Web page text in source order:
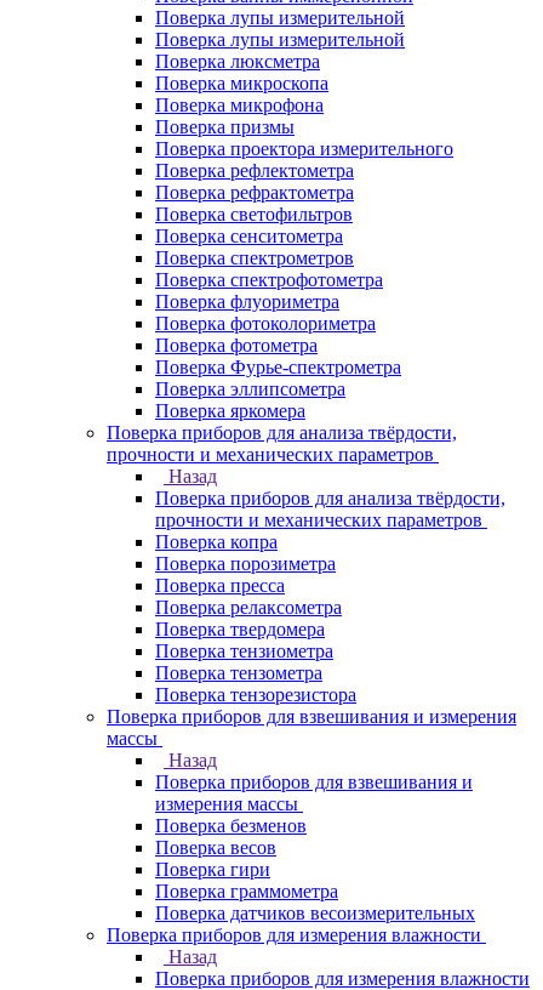
Поверка лупы измерительной
Поверка лупы измерительной
Поверка люксметра
Поверка микроскопа
Поверка микрофона
Поверка призмы
Поверка проектора измерительного
Поверка рефлектометра
Поверка рефрактометра
Поверка светофильтров
Поверка сенситометра
Поверка спектрометров
Поверка спектрофотометра
Поверка флуориметра
Поверка фотоколориметра
Поверка фотометра
Поверка Фурье-спектрометра
Поверка эллипсометра
Поверка яркомера
Поверка приборов для анализа твёрдости,
прочности и механических параметров
Назад
Поверка приборов для анализа твёрдости,
прочности и механических параметров
Поверка копра
Поверка порозиметра
Поверка пресса
Поверка релаксометра
Поверка твердомера
Поверка тензиометра
Поверка тензометра
Поверка тензорезистора
Поверка приборов для взвешивания и измерения
массы
Назад
Поверка приборов для взвешивания и
измерения массы
Поверка безменов
Поверка весов
Поверка гири
Поверка граммометра
Поверка датчиков весоизмерительных
Поверка приборов для измерения влажности
Назад
Поверка приборов для измерения влажности